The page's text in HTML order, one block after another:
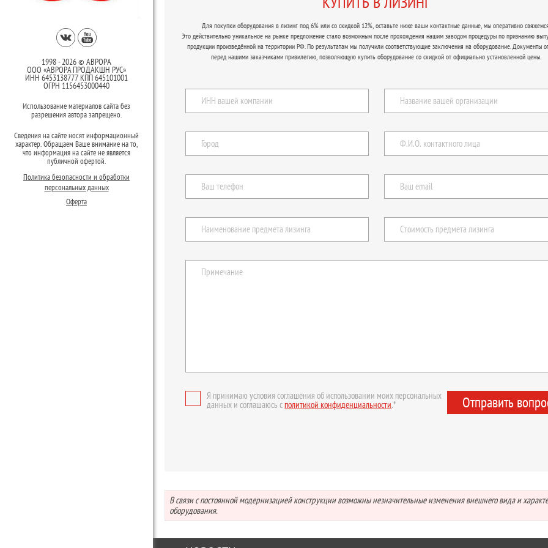
1998 - 2026 © АВРОРА
ООО «АВРОРА ПРОДАКШН РУС»
ИНН 6453138777 КПП 645101001
ОГРН 1156453000440
Использование материалов сайта без
разрешения автора запрещено.
Сведения на сайте носят информационный
характер. Обращаем Ваше внимание на то,
что информация на сайте не является
публичной офертой.
Политика безопасности и обработки
персональных данных
Оферта
Для покупки оборудования в лизинг под 6% или со скидкой 12%, оставьте ниже ваши контактные данные, мы оперативно
Это действительно уникальное на рынке предложение стало возможным после прохождения нашим заводом процедуры по признанию
продукции произведённой на территории РФ. По результатам мы получили соответствующие заключения на оборудование. Документы
перед нашими заказчиками привилегию, позволяющую купить оборудование со скидкой от официально установленной цены.
Я принимаю условия соглашения об использовании моих персональных
данных и соглашаюсь сполитикой конфиденциальности.* Отправить
В связи с постоянной модернизацией конструкции возможны незначительные изменения внешнего вида и
оборудования.